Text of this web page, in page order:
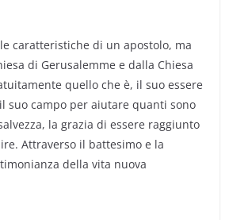
caratteristiche di un apostolo, ma
di Gerusalemme e dalla Chiesa
quello che è, il suo essere
suo campo per aiutare quanti sono
la grazia di essere raggiunto
Attraverso il battesimo e la
della vita nuova